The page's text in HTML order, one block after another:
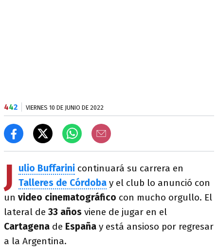
442 VIERNES 10 DE JUNIO DE 2022
J ulio Buffarini continuará su carrera en
Talleres de Córdoba y el club lo anunció con
un video cinematográfico con mucho orgullo. El
lateral de 33 años viene de jugar en el
Cartagena de España y está ansioso por regresar
a la Argentina.